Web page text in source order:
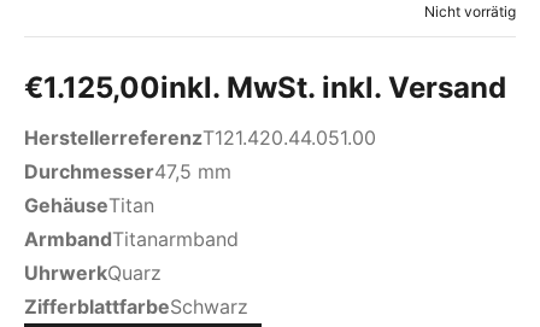
Nicht vorrätig
€1.125,00inkl. MwSt. inkl. Versand
HerstellerreferenzT121.420.44.051.00
Durchmesser47,5 mm
GehäuseTitan
ArmbandTitanarmband
UhrwerkQuarz
ZifferblattfarbeSchwarz